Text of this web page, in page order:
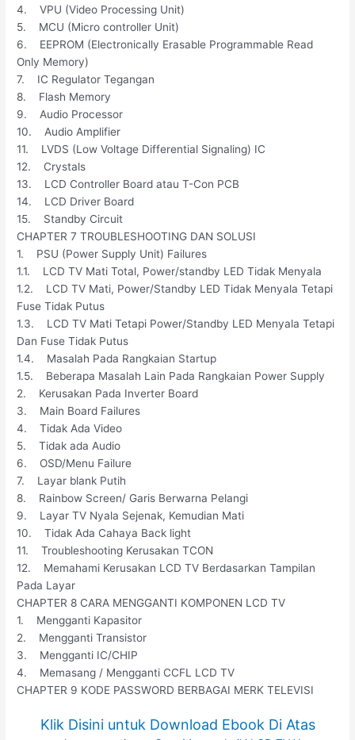
4. VPU (Video Processing Unit)
5. MCU (Micro controller Unit)
6. EEPROM (Electronically Erasable Programmable Read
Only Memory)
7. IC Regulator Tegangan
8. Flash Memory
9. Audio Processor
10. Audio Amplifier
11. LVDS (Low Voltage Differential Signaling) IC
12. Crystals
13. LCD Controller Board atau T-Con PCB
14. LCD Driver Board
15. Standby Circuit
CHAPTER 7 TROUBLESHOOTING DAN SOLUSI
1. PSU (Power Supply Unit) Failures
1.1. LCD TV Mati Total, Power/standby LED Tidak Menyala
1.2. LCD TV Mati, Power/Standby LED Tidak Menyala Tetapi
Fuse Tidak Putus
1.3. LCD TV Mati Tetapi Power/Standby LED Menyala Tetapi
Dan Fuse Tidak Putus
1.4. Masalah Pada Rangkaian Startup
1.5. Beberapa Masalah Lain Pada Rangkaian Power Supply
2. Kerusakan Pada Inverter Board
3. Main Board Failures
4. Tidak Ada Video
5. Tidak ada Audio
6. OSD/Menu Failure
7. Layar blank Putih
8. Rainbow Screen/ Garis Berwarna Pelangi
9. Layar TV Nyala Sejenak, Kemudian Mati
10. Tidak Ada Cahaya Back light
11. Troubleshooting Kerusakan TCON
12. Memahami Kerusakan LCD TV Berdasarkan Tampilan
Pada Layar
CHAPTER 8 CARA MENGGANTI KOMPONEN LCD TV
1. Mengganti Kapasitor
2. Mengganti Transistor
3. Mengganti IC/CHIP
4. Memasang / Mengganti CCFL LCD TV
CHAPTER 9 KODE PASSWORD BERBAGAI MERK TELEVISI
Klik Disini untuk Download Ebook Di Atas